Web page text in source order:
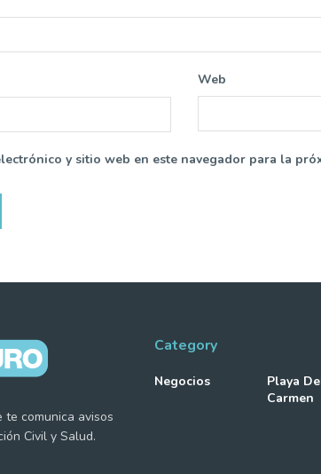
Web
y sitio web en este navegador para la
comunica avisos
Civil y Salud.
Category
Negocios
Playa
Carmen